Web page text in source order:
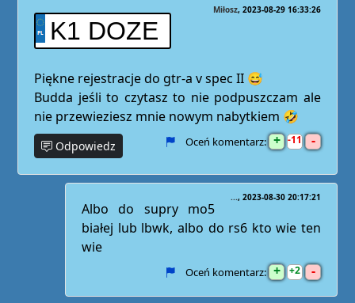
K1 DOZE
Miłosz 2023-08-29 16:33:26
Piękne rejestracje do gtr-a v spec II 😅
Budda jeśli to czytasz to nie podpuszczam ale
nie przewieziesz mnie nowym nabytkiem 🤣
Odpowiedz Oceń komentarz: + 11 -
... 2023-08-30 20:17:21
Albo do supry mo5
białej lub lbwk, albo do rs6 kto wie ten
wie
Oceń komentarz: + 2 -